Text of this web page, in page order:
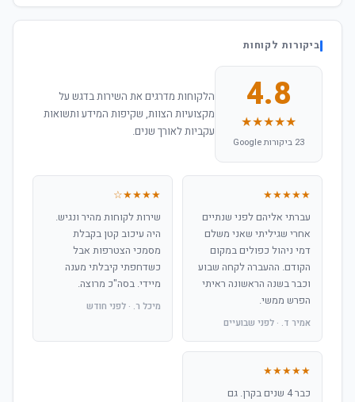
ביקורות לקוחות
4.8
★★★★★
23 ביקורות Google
הלקוחות מדרגים את השירות בדגש על
מקצועיות הצוות, שקיפות המידע ותשואות
עקביות לאורך שנים.
★★★★★
עברתי אליהם לפני שנתיים
אחרי שגיליתי שאני משלם
דמי ניהול כפולים במקום
הקודם. ההעברה לקחה שבוע
וכבר בשנה הראשונה ראיתי
הפרש ממשי.
אמיר ד. · לפני שבועיים
★★★★☆
שירות לקוחות מהיר ונגיש.
היה עיכוב קטן בקבלת
מסמכי הצטרפות אבל
כשדחפתי קיבלתי מענה
מיידי. בסה"כ מרוצה.
מיכל ר. · לפני חודש
★★★★★
כבר 4 שנים בקרן. גם